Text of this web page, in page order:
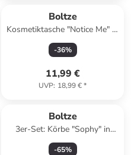
Boltze
Kosmetiktasche "Notice Me" in
Rosa/ Rot - (B)18 x (H)13 cm
-36%
11,99 €
UVP: 18,99 €*
Boltze
3er-Set: Körbe "Sophy" in
Hellbraun
-65%